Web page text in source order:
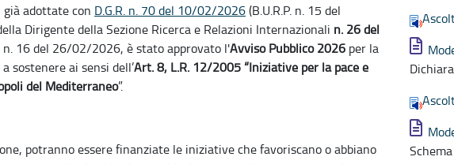
già adottate con D.G.R. n. 70 del 10/02/2026(B.U.R.P. n. 15 del
Dirigente della Sezione Ricerca e Relazioni Internazionali n. 26 del
n. 16 del 26/02/2026, è stato approvato l'Avviso Pubblico 2026 per la
sostenere ai sensi dell’Art. 8, L.R. 12/2005 “Iniziative per la pace e
del Mediterraneo”.
potranno essere finanziate le iniziative che favoriscano o abbiano